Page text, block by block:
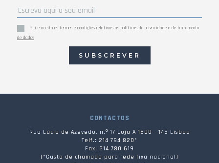
*Li e aceito os termos e condições relativas às políticas de privacidade e de tratamento
de dados
SUBSCREVER
CONTACTOS
Rua Lúcio de Azevedo, n.º 17 Loja A 1600 - 145 Lisboa
Telf.: 214 794 820*
Fax: 214 780 619
(*Custo de chamada para rede fixa nacional)